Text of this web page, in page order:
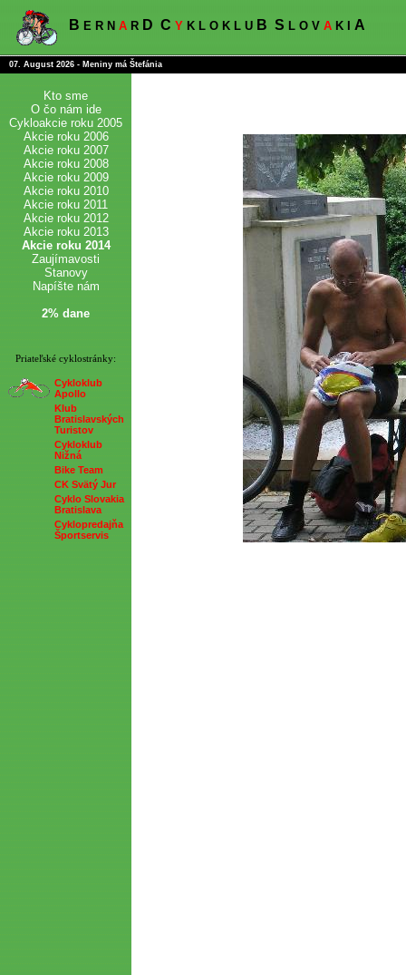
B E R N A R D C Y K L O K L U B S L O V A K I A
07. August 2026 - Meniny má Štefánia
Kto sme
O čo nám ide
Cykloakcie roku 2005
Akcie roku 2006
Akcie roku 2007
Akcie roku 2008
Akcie roku 2009
Akcie roku 2010
Akcie roku 2011
Akcie roku 2012
Akcie roku 2013
Akcie roku 2014
Zaujímavosti
Stanovy
Napíšte nám
2% dane
Priateľské cyklostránky:
Cykloklub
Apollo
Klub
Bratislavských
Turistov
Cykloklub
Nižná
Bike Team
CK Svätý Jur
Cyklo Slovakia
Bratislava
Cyklopredajňa
Športservis